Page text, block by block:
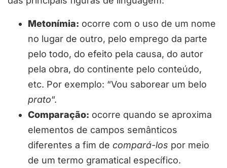
Metonímia: ocorre com o uso de um nome
no lugar de outro, pelo emprego da parte
pelo todo, do efeito pela causa, do autor
pela obra, do continente pelo conteúdo,
etc. Por exemplo: “Vou saborear um belo
prato“.
Comparação: ocorre quando se aproxima
elementos de campos semânticos
diferentes a fim de compará-los por meio
de um termo gramatical específico.